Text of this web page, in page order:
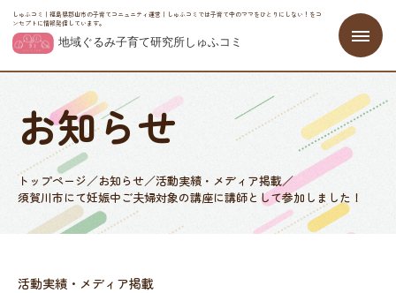
しゅふコミ｜福島県郡山市の子育てコニュニティ運営｜しゅふコミでは子育て中のママをひとりにしない！をコ
ンセプトに情報発信しています。
お知らせ
トップページ／お知らせ／活動実績・メディア掲載／
須賀川市にて妊娠中ご夫婦対象の講座に講師として参加しました！
活動実績・メディア掲載